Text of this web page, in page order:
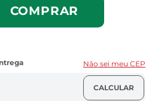
COMPRAR
Não sei meu CEP